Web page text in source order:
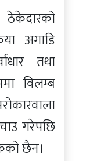
अगाडि
तथा
विलम्ब
गरेपछि
छैन।